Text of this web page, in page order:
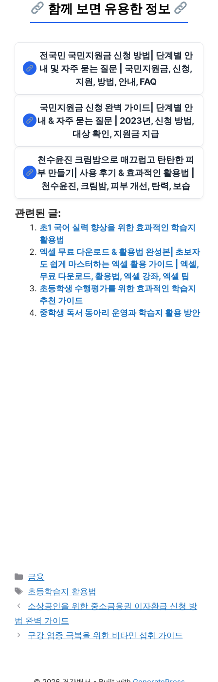
함께 보면 유용한 정보
전국민 국민지원금 신청 방법| 단계별 안
내 및 자주 묻는 질문 | 국민지원금, 신청,
지원, 방법, 안내, FAQ
국민지원금 신청 완벽 가이드| 단계별 안
내 & 자주 묻는 질문 | 2023년, 신청 방법,
대상 확인, 지원금 지급
천수윤진 크림밤으로 매끄럽고 탄탄한 피
부 만들기| 사용 후기 & 효과적인 활용법 |
천수윤진, 크림밤, 피부 개선, 탄력, 보습
관련된 글:
초1 국어 실력 향상을 위한 효과적인 학습지
활용법
엑셀 무료 다운로드 & 활용법 완성본| 초보자
도 쉽게 마스터하는 엑셀 활용 가이드 | 엑셀,
무료 다운로드, 활용법, 엑셀 강좌, 엑셀 팁
초등학생 수행평가를 위한 효과적인 학습지
추천 가이드
중학생 독서 동아리 운영과 학습지 활용 방안
Categories
금융
Tags
초등학습지 활용법
소상공인을 위한 중소금융권 이자환급 신청 방
법 완벽 가이드
구강 염증 극복을 위한 비타민 섭취 가이드